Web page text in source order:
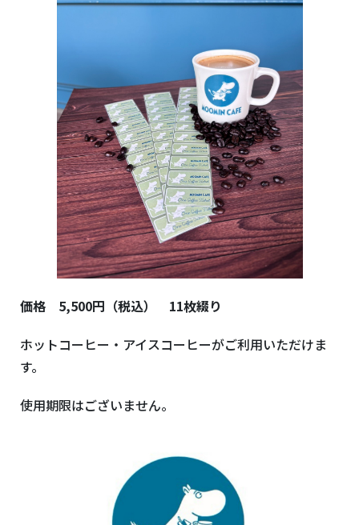
価格 5,500円（税込） 11枚綴り
ホットコーヒー・アイスコーヒーがご利用いただけま
す。
使用期限はございません。